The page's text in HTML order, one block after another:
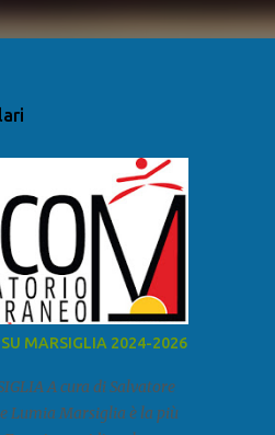
MARSIGLIA 2024-2026
A cura di Salvatore
Lumia Marsiglia è la più